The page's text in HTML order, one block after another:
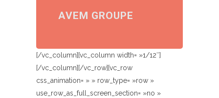
AVEM GROUPE
[/vc_column][vc_column width= »1/12″]
[/vc_column][/vc_row][vc_row
css_animation= » » row_type= »row »
use_row_as_full_screen_section= »no »